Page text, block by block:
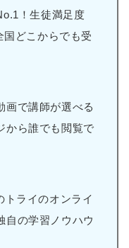
！生徒満足度
どこからでも受
で講師が選べる
から誰でも閲覧で
ライのオンライ
自の学習ノウハウ